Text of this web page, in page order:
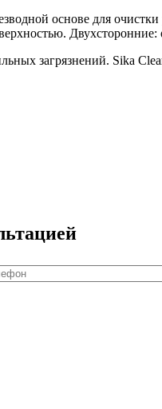
основе для
загрязнений. Sika